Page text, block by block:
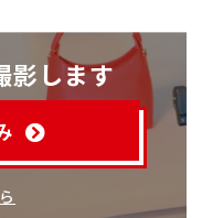
影します